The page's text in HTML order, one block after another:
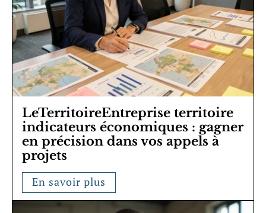
LeTerritoireEntreprise territoire
indicateurs économiques : gagner
en précision dans vos appels à
projets
En savoir plus